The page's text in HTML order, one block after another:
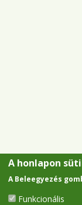
A honlapon
A Beleegyezés
Funkcionális